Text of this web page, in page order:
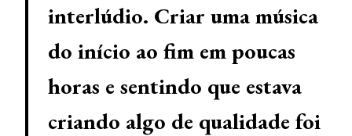
interlúdio. Criar uma música
do início ao fim em poucas
horas e sentindo que estava
criando algo de qualidade foi